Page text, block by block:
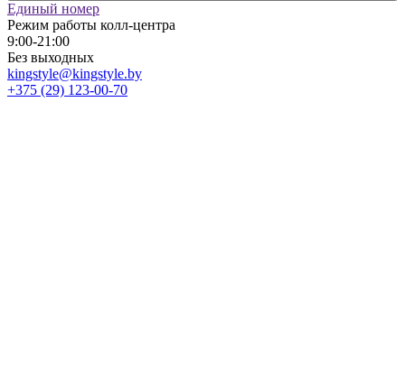
Единый номер
Режим работы колл-центра
9:00-21:00
Без выходных
kingstyle@kingstyle.by
+375 (29) 123-00-70